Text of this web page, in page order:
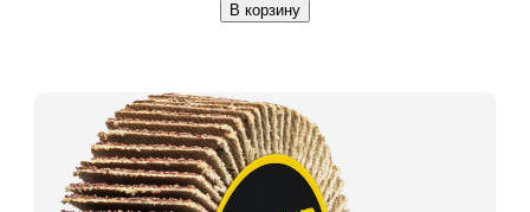
В корзину